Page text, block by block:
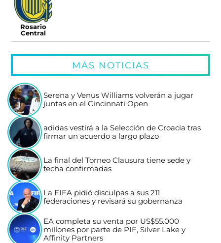
Rosario
Central
MÁS NOTICIAS
Serena y Venus Williams volverán a jugar
juntas en el Cincinnati Open
adidas vestirá a la Selección de Croacia tras
firmar un acuerdo a largo plazo
La final del Torneo Clausura tiene sede y
fecha confirmadas
La FIFA pidió disculpas a sus 211
federaciones y revisará su gobernanza
EA completa su venta por US$55.000
millones por parte de PIF, Silver Lake y
Affinity Partners